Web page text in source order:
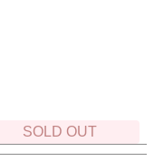
SOLD OUT